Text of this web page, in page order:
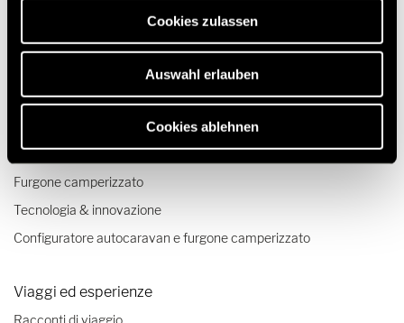
erforderlich sind.
Cookies zulassen
Auswahl erlauben
Cookies ablehnen
Modelli & tecnologia
Camper Mercedes
Furgone camperizzato
Tecnologia & innovazione
Configuratore autocaravan e furgone camperizzato
Viaggi ed esperienze
Racconti di viaggio